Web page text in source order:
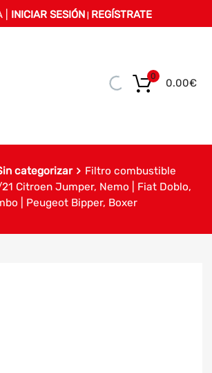
INICIAR SESIÓN REGÍSTRATE
0.00€
0
categorizar
Filtro combustible
Citroen Jumper, Nemo | Fiat Doblo,
| Peugeot Bipper, Boxer